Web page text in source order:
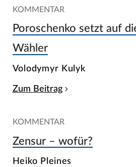
KOMMENTAR
Poroschenko setzt auf
Wähler
Volodymyr Kulyk
Zum Beitrag
KOMMENTAR
Zensur – wofür?
Heiko Pleines